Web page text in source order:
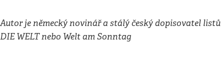
Autor je německý novinář a stálý český dopisovatel listů
DIE WELT nebo Welt am Sonntag